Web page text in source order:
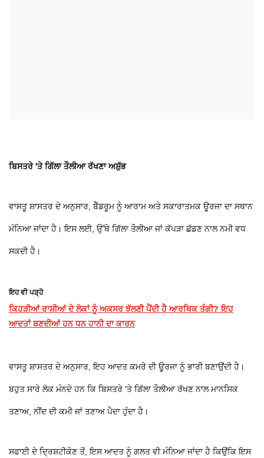
ਬਿਸਤਰੇ 'ਤੇ ਗਿੱਲਾ ਤੌਲੀਆ ਰੱਖਣਾ ਅਸ਼ੁੱਭ
ਵਾਸਤੂ ਸ਼ਾਸਤਰ ਦੇ ਅਨੁਸਾਰ, ਬੈੱਡਰੂਮ ਨੂੰ ਆਰਾਮ ਅਤੇ ਸਕਾਰਾਤਮਕ ਊਰਜਾ ਦਾ ਸਥਾਨ
ਮੰਨਿਆ ਜਾਂਦਾ ਹੈ। ਇਸ ਲਈ, ਉੱਥੇ ਗਿੱਲਾ ਤੌਲੀਆ ਜਾਂ ਕੱਪੜਾ ਛੱਡਣ ਨਾਲ ਨਮੀ ਵਧ
ਸਕਦੀ ਹੈ।
ਇਹ ਵੀ ਪੜ੍ਹੋ
ਕਿਹੜੀਆਂ ਰਾਸ਼ੀਆਂ ਦੇ ਲੋਕਾਂ ਨੂੰ ਅਕਸਰ ਝੱਲਣੀ ਪੈਂਦੀ ਹੈ ਆਰਥਿਕ ਤੰਗੀ? ਇਹ
ਆਦਤਾਂ ਬਣਦੀਆਂ ਹਨ ਧਨ ਹਾਨੀ ਦਾ ਕਾਰਨ
ਵਾਸਤੂ ਸ਼ਾਸਤਰ ਦੇ ਅਨੁਸਾਰ, ਇਹ ਆਦਤ ਕਮਰੇ ਦੀ ਊਰਜਾ ਨੂੰ ਭਾਰੀ ਬਣਾਉਂਦੀ ਹੈ।
ਬਹੁਤ ਸਾਰੇ ਲੋਕ ਮੰਨਦੇ ਹਨ ਕਿ ਬਿਸਤਰੇ 'ਤੇ ਗਿੱਲਾ ਤੌਲੀਆ ਰੱਖਣ ਨਾਲ ਮਾਨਸਿਕ
ਤਣਾਅ, ਨੀਂਦ ਦੀ ਕਮੀ ਜਾਂ ਤਣਾਅ ਪੈਦਾ ਹੁੰਦਾ ਹੈ।
ਸਫਾਈ ਦੇ ਦ੍ਰਿਸ਼ਟੀਕੋਣ ਤੋਂ, ਇਸ ਆਦਤ ਨੂੰ ਗਲਤ ਵੀ ਮੰਨਿਆ ਜਾਂਦਾ ਹੈ ਕਿਉਂਕਿ ਇਸ